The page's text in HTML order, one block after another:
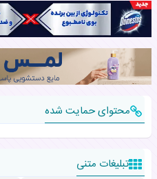
محتوای حمایت شده
تبلیغات متنی